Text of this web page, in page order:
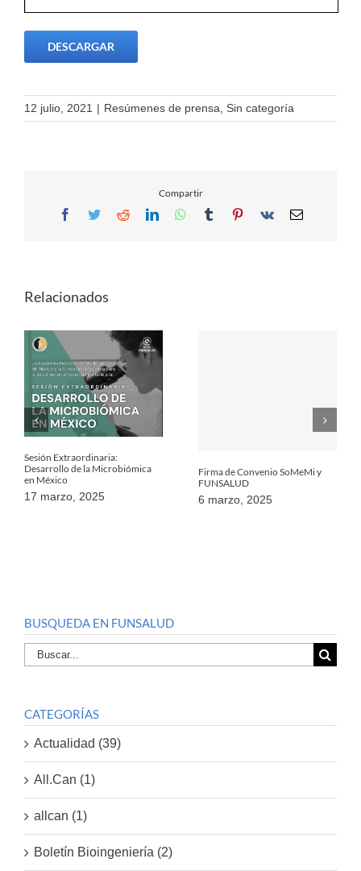
DESCARGAR
12 julio, 2021 | Resúmenes de prensa, Sin categoría
Compartir
Facebook
TwitterRedditLinkedInWhatsApp
TumblrPinterest
Vk Email
Relacionados
Sesión Extraordinaria:
Desarrollo de la Microbiómica
en México
17 marzo, 2025
Firma de Convenio SoMeMi y
FUNSALUD
6 marzo, 2025
BUSQUEDA EN FUNSALUD
Buscar
por:
CATEGORÍAS
Actualidad (39)
All.Can (1)
allcan (1)
Boletín Bioingeniería (2)